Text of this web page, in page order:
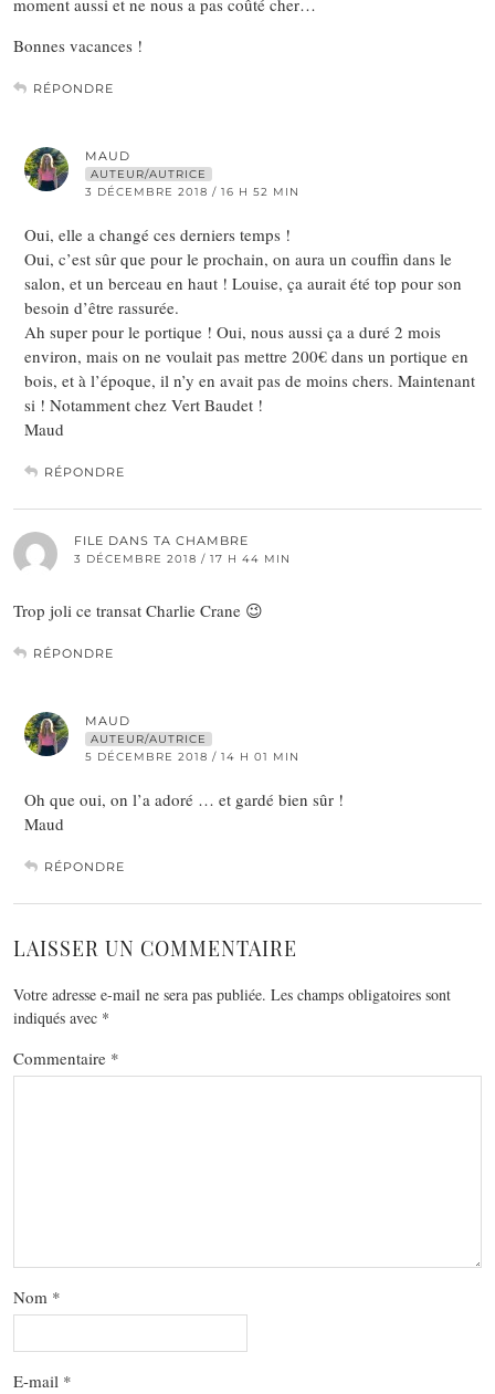
Bonnes vacances !
RÉPONDRE
MAUD
AUTEUR/AUTRICE
3 DÉCEMBRE 2018 / 16 H 52 MIN
Oui, elle a changé ces derniers temps !
Oui, c’est sûr que pour le prochain, on aura un couffin dans le
salon, et un berceau en haut ! Louise, ça aurait été top pour son
besoin d’être rassurée.
Ah super pour le portique ! Oui, nous aussi ça a duré 2 mois
environ, mais on ne voulait pas mettre 200€ dans un portique en
bois, et à l’époque, il n’y en avait pas de moins chers. Maintenant
si ! Notamment chez Vert Baudet !
Maud
RÉPONDRE
FILE DANS TA CHAMBRE
3 DÉCEMBRE 2018 / 17 H 44 MIN
Trop joli ce transat Charlie Crane 😉
RÉPONDRE
MAUD
AUTEUR/AUTRICE
5 DÉCEMBRE 2018 / 14 H 01 MIN
Oh que oui, on l’a adoré … et gardé bien sûr !
Maud
RÉPONDRE
LAISSER UN COMMENTAIRE
Votre adresse e-mail ne sera pas publiée. Les champs obligatoires sont
indiqués avec *
Commentaire *
Nom *
E-mail *